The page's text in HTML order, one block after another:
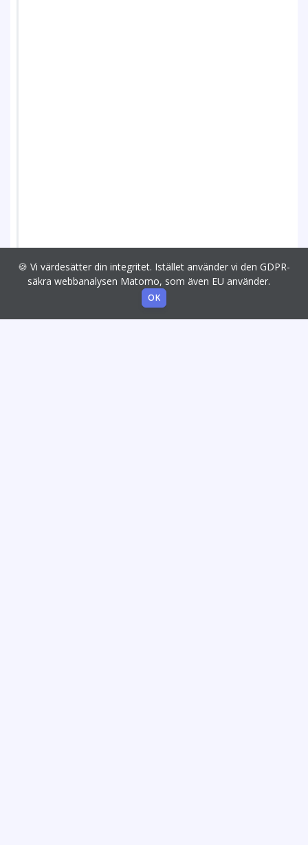
🍪 Vi värdesätter din integritet. Istället använder vi den GDPR-
säkra webbanalysen Matomo, som även EU använder.
OK